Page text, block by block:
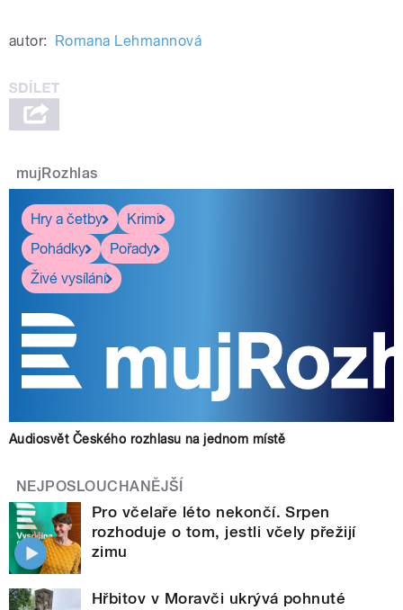
autor: Romana Lehmannová
mujRozhlas
Hry a četby
Krimi
Pohádky
Pořady
Živé vysílání
Audiosvět Českého rozhlasu na jednom místě
NEJPOSLOUCHANĚJŠÍ
Pro včelaře léto nekončí. Srpen
rozhoduje o tom, jestli včely přežijí
zimu
Hřbitov v Moravči ukrývá pohnuté